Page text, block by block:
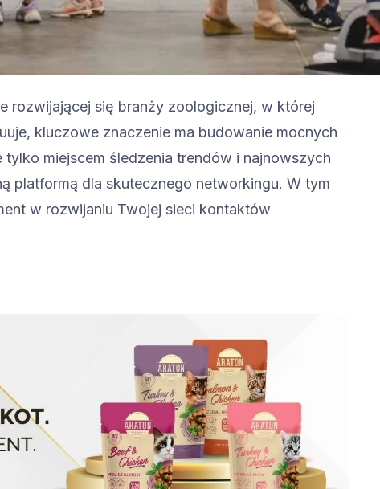
rozwijającej się branży zoologicznej, w której
kluczowe znaczenie ma budowanie mocnych
miejscem śledzenia trendów i najnowszych
platformą dla skutecznego networkingu. W tym
w rozwijaniu Twojej sieci kontaktów